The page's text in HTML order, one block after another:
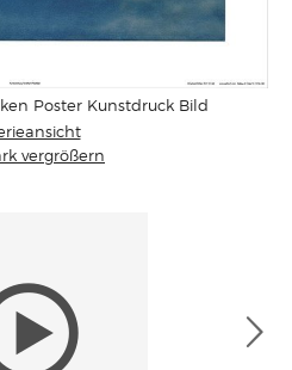
Poster Kunstdruck Bild
vergrößern